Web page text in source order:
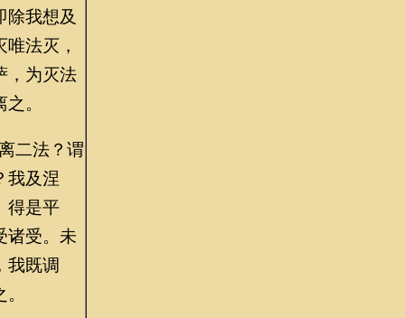
除我想及
法灭，
，为灭法
。
二法？谓
我及涅
得是平
诸受。未
我既调